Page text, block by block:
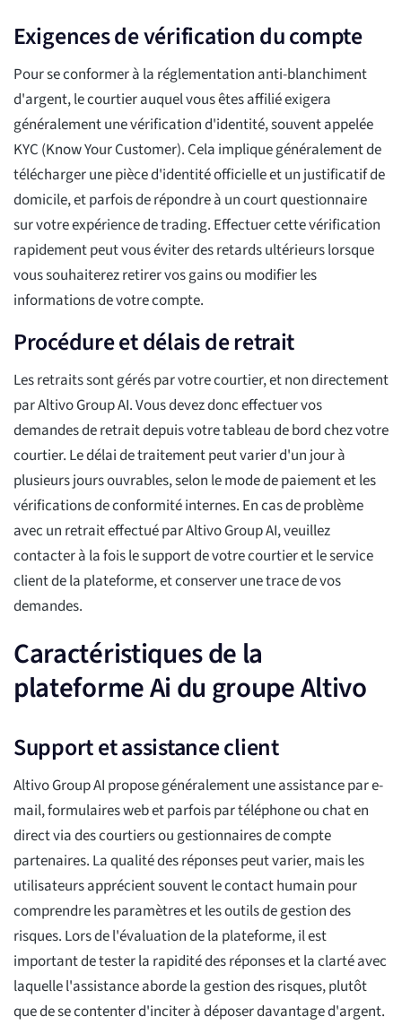
Exigences de vérification du compte
Pour se conformer à la réglementation anti-blanchiment
d'argent, le courtier auquel vous êtes affilié exigera
généralement une vérification d'identité, souvent appelée
KYC (Know Your Customer). Cela implique généralement de
télécharger une pièce d'identité officielle et un justificatif de
domicile, et parfois de répondre à un court questionnaire
sur votre expérience de trading. Effectuer cette vérification
rapidement peut vous éviter des retards ultérieurs lorsque
vous souhaiterez retirer vos gains ou modifier les
informations de votre compte.
Procédure et délais de retrait
Les retraits sont gérés par votre courtier, et non directement
par Altivo Group AI. Vous devez donc effectuer vos
demandes de retrait depuis votre tableau de bord chez votre
courtier. Le délai de traitement peut varier d'un jour à
plusieurs jours ouvrables, selon le mode de paiement et les
vérifications de conformité internes. En cas de problème
avec un retrait effectué par Altivo Group AI, veuillez
contacter à la fois le support de votre courtier et le service
client de la plateforme, et conserver une trace de vos
demandes.
Caractéristiques de la
plateforme Ai du groupe Altivo
Support et assistance client
Altivo Group AI propose généralement une assistance par e-
mail, formulaires web et parfois par téléphone ou chat en
direct via des courtiers ou gestionnaires de compte
partenaires. La qualité des réponses peut varier, mais les
utilisateurs apprécient souvent le contact humain pour
comprendre les paramètres et les outils de gestion des
risques. Lors de l'évaluation de la plateforme, il est
important de tester la rapidité des réponses et la clarté avec
laquelle l'assistance aborde la gestion des risques, plutôt
que de se contenter d'inciter à déposer davantage d'argent.